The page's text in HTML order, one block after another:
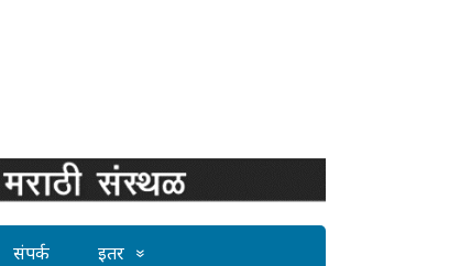
संपर्क इतर